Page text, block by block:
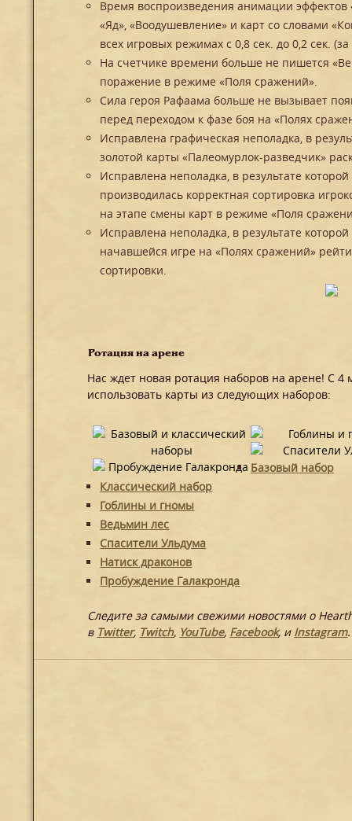
Время воспроизведения анимации
«Яд», «Воодушевление» и карт со словами
всех игровых режимах с 0,8 сек. до 0,2 сек.
На счетчике времени больше не пишется
поражение в режиме «Поля сражений».
Сила героя Рафаама больше не вызывает
перед переходом к фазе боя на «Полях
Исправлена графическая неполадка, в
золотой карты «Палеомурлок-разведчик»
Исправлена неполадка, в результате
производилась корректная сортировка
на этапе смены карт в режиме «Поля
Исправлена неполадка, в результате
начавшейся игре на «Полях сражений»
сортировки.
Ротация на арене
Нас ждет новая ротация наборов на арене! С 4
использовать карты из следующих наборов:
Базовый набор
Классический набор
Гоблины и гномы
Ведьмин лес
Спасители Ульдума
Натиск драконов
Пробуждение Галакронда
Следите за самыми свежими новостями о
в Twitter, Twitch, YouTube, Facebook, и Instagram.